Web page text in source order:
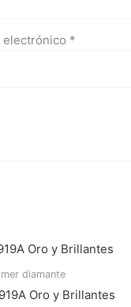
electrónico *
diamante
Oro y Brillantes